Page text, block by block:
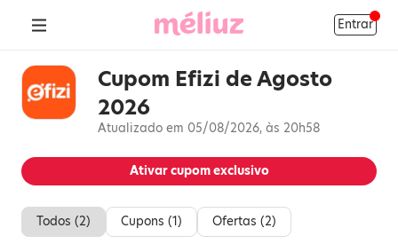
Entrar
Cupom Efizi de Agosto
2026
Atualizado em 05/08/2026, às 20h58
Ativar cupom exclusivo
Todos (2) Cupons (1) Ofertas (2)